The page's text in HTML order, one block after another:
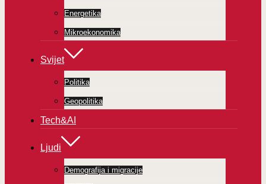
Energetika
Mikroekonomika
Svijet
Politika
Geopolitika
Tech&AI
Ljudi
Demografija i migracije